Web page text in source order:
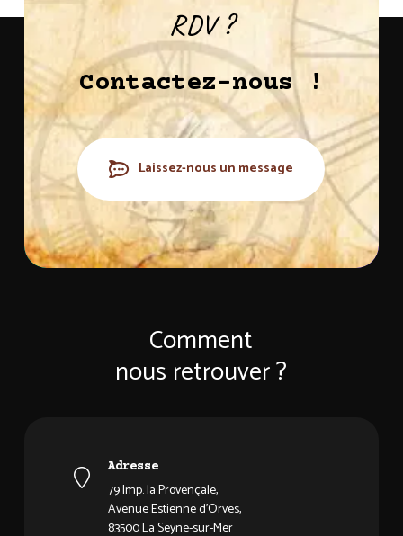
RDV ?
Contactez-nous !
Laissez-nous un message
Comment
nous retrouver ?
Adresse
79 Imp. la Provençale,
Avenue Estienne d'Orves,
83500 La Seyne-sur-Mer